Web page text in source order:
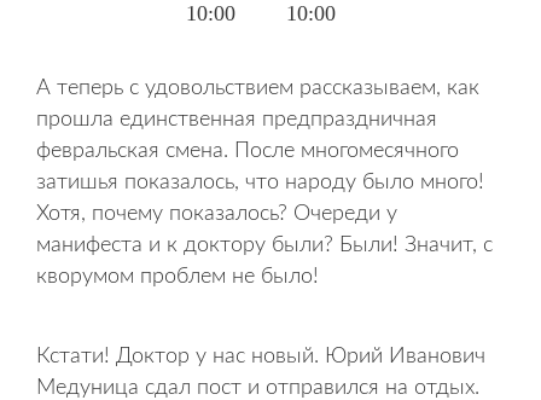
10:00 10:00
А теперь с удовольствием рассказываем, как
прошла единственная предпраздничная
февральская смена. После многомесячного
затишья показалось, что народу было много!
Хотя, почему показалось? Очереди у
манифеста и к доктору были? Были! Значит, с
кворумом проблем не было!
Кстати! Доктор у нас новый. Юрий Иванович
Медуница сдал пост и отправился на отдых.